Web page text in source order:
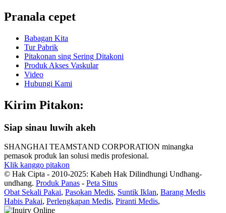
Pranala cepet
Babagan Kita
Tur Pabrik
Pitakonan sing Sering Ditakoni
Produk Akses Vaskular
Video
Hubungi Kami
Kirim Pitakon:
Siap sinau luwih akeh
SHANGHAI TEAMSTAND CORPORATION minangka
pemasok produk lan solusi medis profesional.
Klik kanggo pitakon
© Hak Cipta - 2010-2025: Kabeh Hak Dilindhungi Undhang-
undhang. Produk Panas - Peta Situs
Obat Sekali Pakai, Pasokan Medis, Suntik Iklan, Barang Medis
Habis Pakai, Perlengkapan Medis, Piranti Medis,